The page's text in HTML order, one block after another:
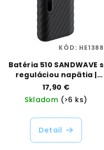
Batéria 510 SANDWAVE s
reguláciou napätia |
CCELL | Vaporama
17,90 €
Skladom (>6 ks)
Detail
KÓD: HE1388